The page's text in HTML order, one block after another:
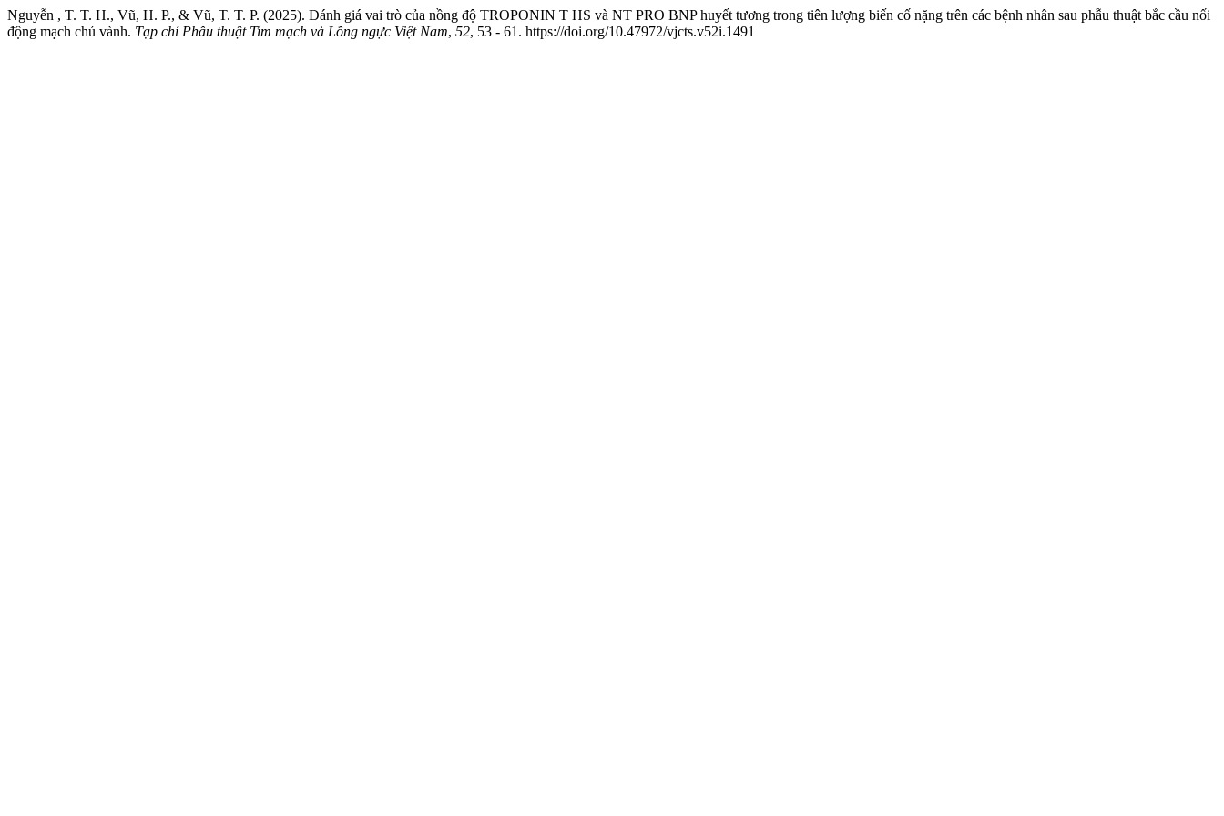
Nguyễn , T. T. H., Vũ, H. P., & Vũ, T. T. P. (2025). Đánh giá vai trò của nồng độ TROPONIN T HS và NT PRO BNP huyết tương trong tiên lượng biến cố nặng trên các bệnh nhân sau phẫu thuật bắc cầu nối
động mạch chủ vành. Tạp chí Phẫu thuật Tim mạch và Lồng ngực Việt Nam, 52, 53 - 61. https://doi.org/10.47972/vjcts.v52i.1491